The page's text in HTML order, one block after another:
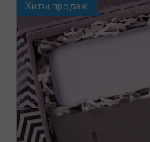
Хиты продаж